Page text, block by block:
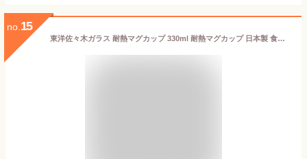
no. 15
東洋佐々木ガラス 耐熱マグカップ 330ml 耐熱マグカップ 日本製 食洗機対応 3個入 TH-401-JAN